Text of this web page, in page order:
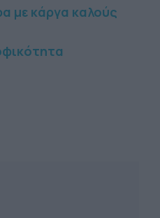
με κάργα καλούς